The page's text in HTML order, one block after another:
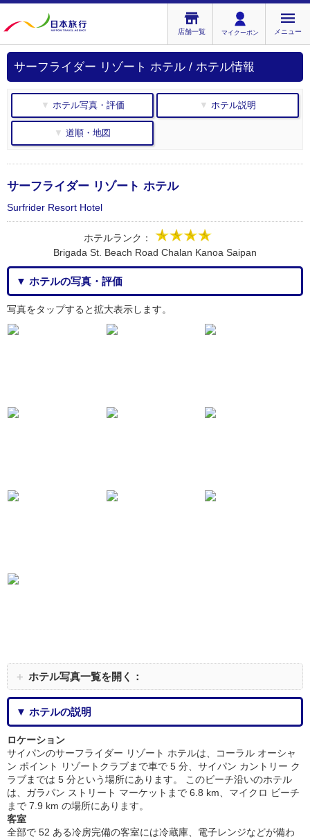
店舗一覧 マイクーポン メニュー
サーフライダー リゾート ホテル / ホテル情報
▼ ホテル写真・評価 ▼ ホテル説明
▼ 道順・地図
サーフライダー リゾート ホテル
Surfrider Resort Hotel
ホテルランク：
Brigada St. Beach Road Chalan Kanoa Saipan
▼ ホテルの写真・評価
写真をタップすると拡大表示します。
＋ ホテル写真一覧を開く：
▼ ホテルの説明
ロケーション
サイパンのサーフライダー リゾート ホテルは、コーラル オーシャ
ン ポイント リゾートクラブまで車で 5 分、サイパン カントリー ク
ラブまでは 5 分という場所にあります。 このビーチ沿いのホテル
は、ガラパン ストリート マーケットまで 6.8 km、マイクロ ビーチ
まで 7.9 km の場所にあります。
客室
全部で 52 ある冷房完備の客室には冷蔵庫、電子レンジなどが備わ